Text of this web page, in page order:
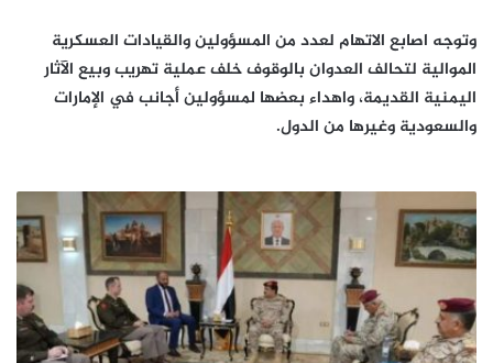
وتوجه اصابع الاتهام لعدد من المسؤولين والقيادات العسكرية
الموالية لتحالف العدوان بالوقوف خلف عملية تهريب وبيع الآثار
اليمنية القديمة، واهداء بعضها لمسؤولين أجانب في الإمارات
والسعودية وغيرها من الدول.